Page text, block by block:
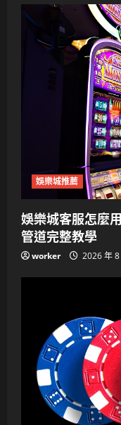
娛樂城推薦
娛樂城客服怎麼
管道完整教學
worker 2026 年 8